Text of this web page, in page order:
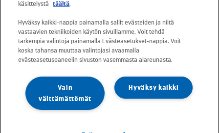
etunimi.sukunimi@kuusakoski.com, ellei
yhteystiedoissa toisin mainita.
Tietosuoja Kuusakoskella
Tietoturvapolitiikka
käsittelystä
täältä.
Hyväksy kaikki-nappia painamalla sallit evästeiden ja niitä
vastaavien tekniikoiden käytön sivuillamme. Voit tehdä
tarkempia valintoja painamalla Evästeasetukset-nappia. Voit
koska tahansa muuttaa valintojasi avaamalla
evästeasetuspaneelin sivuston vasemmasta alareunasta.
Hyväksy kaikki
Vain
välttämättömät